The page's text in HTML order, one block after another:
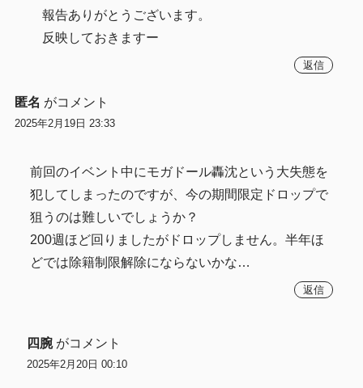
報告ありがとうございます。
反映しておきますー
返信
匿名 がコメント
2025年2月19日 23:33
前回のイベント中にモガドール轟沈という大失態を
犯してしまったのですが、今の期間限定ドロップで
狙うのは難しいでしょうか？
200週ほど回りましたがドロップしません。半年ほ
どでは除籍制限解除にならないかな…
返信
四腕 がコメント
2025年2月20日 00:10